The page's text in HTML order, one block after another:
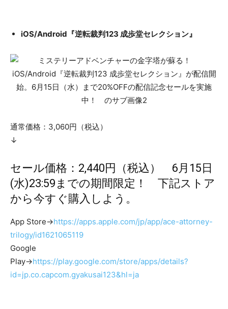
iOS/Android『逆転裁判123 成歩堂セレクション』
通常価格：3,060円（税込）
↓
セール価格：2,440円（税込） 6月15日
(水)23:59までの期間限定！ 下記ストア
から今すぐ購入しよう。
App Store→https://apps.apple.com/jp/app/ace-attorney-
trilogy/id1621065119
Google
Play→https://play.google.com/store/apps/details?
id=jp.co.capcom.gyakusai123&hl=ja